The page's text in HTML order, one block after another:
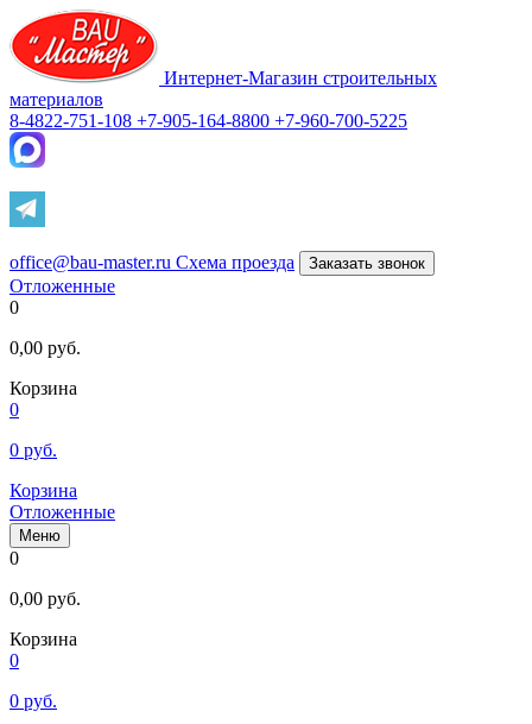
Интернет-Магазин строительных
материалов
8-4822-751-108 +7-905-164-8800 +7-960-700-5225
office@bau-master.ru Схема проезда Заказать звонок
Отложенные
0
0,00 руб.
Корзина
0
0 руб.
Корзина
Отложенные
Меню
0
0,00 руб.
Корзина
0
0 руб.